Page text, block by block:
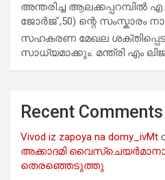
അന്തരിച്ച ആ​ല​ക്ക​പ്പ​റമ്പിൽ​
ജോർജ് ,50) ന്റെ സംസ്കാരം
സഹകരണ മേഖല
സാധ്യമാക്കും: മന്ത്രി എം
Recent Comments
Vivod iz zapoya na domy_ivMt
അക്കാദമി
തെരഞ്ഞെടുത്തു